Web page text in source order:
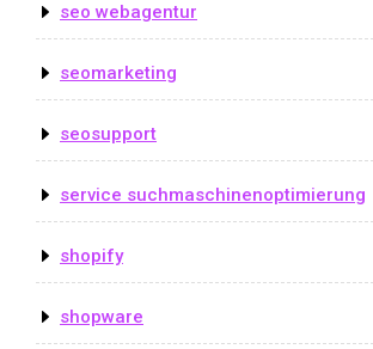
seo webagentur
seomarketing
seosupport
service suchmaschinenoptimierung
shopify
shopware